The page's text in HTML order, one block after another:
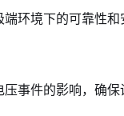
环境下的可靠性和
事件的影响， 确保